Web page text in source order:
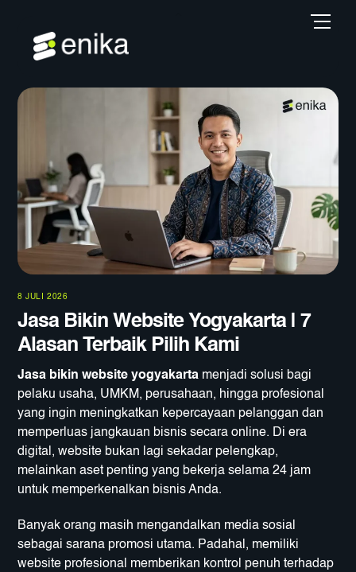
content
8 JULI 2026
Jasa Bikin Website Yogyakarta | 7
Alasan Terbaik Pilih Kami
Jasa bikin website yogyakarta menjadi solusi bagi
pelaku usaha, UMKM, perusahaan, hingga profesional
yang ingin meningkatkan kepercayaan pelanggan dan
memperluas jangkauan bisnis secara online. Di era
digital, website bukan lagi sekadar pelengkap,
melainkan aset penting yang bekerja selama 24 jam
untuk memperkenalkan bisnis Anda.
Banyak orang masih mengandalkan media sosial
sebagai sarana promosi utama. Padahal, memiliki
website profesional memberikan kontrol penuh terhadap